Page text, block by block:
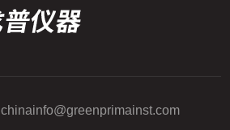
chinainfo@greenprimainst.com